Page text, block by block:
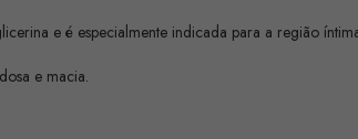
e é especialmente indicada para a região
e macia.